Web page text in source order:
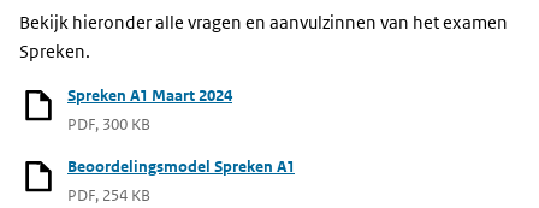
Bekijk hieronder alle vragen en aanvulzinnen van het examen
Spreken.
Spreken A1 Maart 2024
PDF, 300 KB
Beoordelingsmodel Spreken A1
PDF, 254 KB